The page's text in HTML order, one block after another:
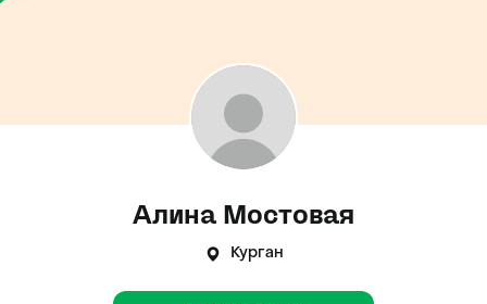
Алина Мостовая
Курган